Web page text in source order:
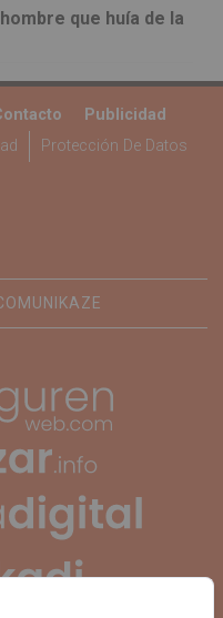
que huía de la
Publicidad
Protección De Datos